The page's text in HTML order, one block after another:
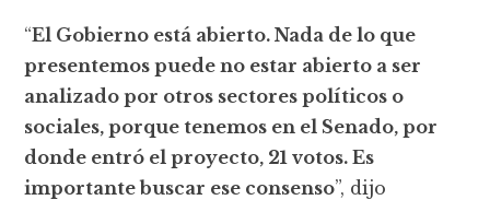
“El Gobierno está abierto. Nada de lo que
presentemos puede no estar abierto a ser
analizado por otros sectores políticos o
sociales, porque tenemos en el Senado, por
donde entró el proyecto, 21 votos. Es
importante buscar ese consenso”, dijo